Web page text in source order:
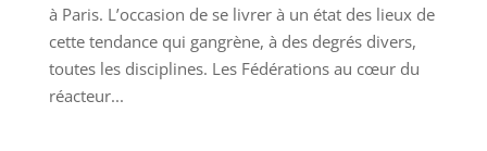
à Paris. L’occasion de se livrer à un état des lieux de
cette tendance qui gangrène, à des degrés divers,
toutes les disciplines. Les Fédérations au cœur du
réacteur...